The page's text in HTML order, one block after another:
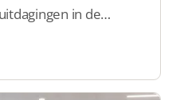
in de